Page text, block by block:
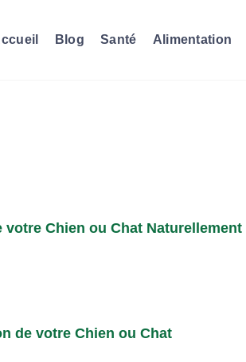
Blog Santé Alimentation
votre Chien ou Chat Naturellement
de votre Chien ou Chat